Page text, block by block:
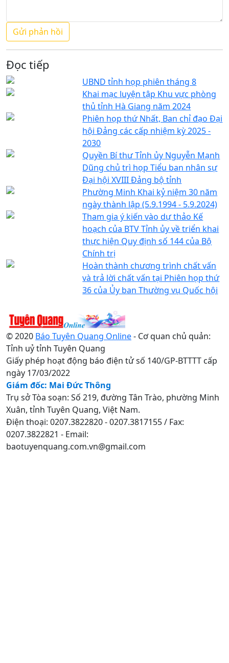
Đọc tiếp
UBND tỉnh họp phiên tháng 8
Khai mạc luyện tập Khu vực phòng
thủ tỉnh Hà Giang năm 2024
Phiên họp thứ Nhất, Ban chỉ đạo Đại
hội Đảng các cấp nhiệm kỳ 2025 -
2030
Quyền Bí thư Tỉnh ủy Nguyễn Mạnh
Dũng chủ trì họp Tiểu ban nhân sự
Đại hội XVIII Đảng bộ tỉnh
Phường Minh Khai kỷ niệm 30 năm
ngày thành lập (5.9.1994 - 5.9.2024)
Tham gia ý kiến vào dự thảo Kế
hoạch của BTV Tỉnh ủy về triển khai
thực hiện Quy định số 144 của Bộ
Chính trị
Hoàn thành chương trình chất vấn
và trả lời chất vấn tại Phiên họp thứ
36 của Ủy ban Thường vụ Quốc hội
© 2020 Báo Tuyên Quang Online- Cơ quan chủ quản:
Tỉnh uỷ tỉnh Tuyên Quang
Giấy phép hoạt động báo điện tử số 140/GP-BTTTT cấp
ngày 17/03/2022
Giám đốc: Mai Đức Thông
Trụ sở Tòa soạn: Số 219, đường Tân Trào, phường Minh
Xuân, tỉnh Tuyên Quang, Việt Nam.
Điện thoại: 0207.3822820 - 0207.3817155 / Fax:
0207.3822821 - Email:
baotuyenquang.com.vn@gmail.com